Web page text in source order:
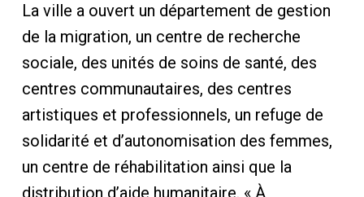
La ville a ouvert un département de gestion
de la migration, un centre de recherche
sociale, des unités de soins de santé, des
centres communautaires, des centres
artistiques et professionnels, un refuge de
solidarité et d’autonomisation des femmes,
un centre de réhabilitation ainsi que la
distribution d’aide humanitaire. « À